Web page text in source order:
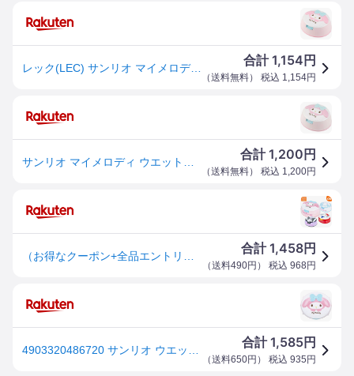
レック(LEC) サンリオ マイメロディ ウエットティシュ 純水99.9% ウエットティシュ 付き
合計1,154 円
（送料無料） 税込 1,154円
合計1,200 円
（送料無料） 税込 1,200円
合計1,458円
（送料490円 ） 税込 968 円
合計1,585円
（送料650円 ） 税込 935 円